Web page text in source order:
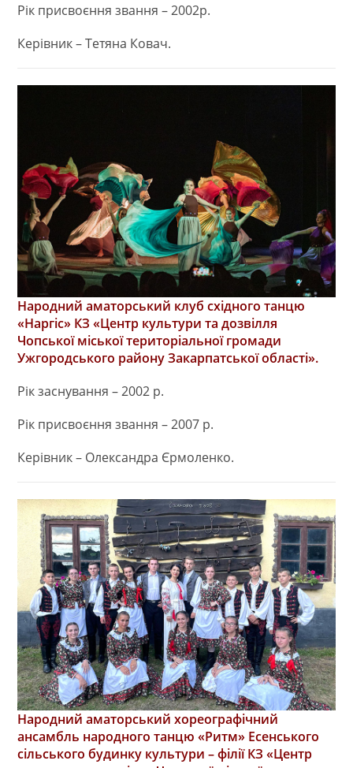
Рік присвоєння звання – 2002р.
Керівник – Тетяна Ковач.
Народний аматорський клуб східного танцю
«Наргіс» КЗ «Центр культури та дозвілля
Чопської міської територіальної громади
Ужгородського району Закарпатської області».
Рік заснування – 2002 р.
Рік присвоєння звання – 2007 р.
Керівник – Олександра Єрмоленко.
Народний аматорський хореографічний
ансамбль народного танцю «Ритм» Есенського
сільського будинку культури – філії КЗ «Центр